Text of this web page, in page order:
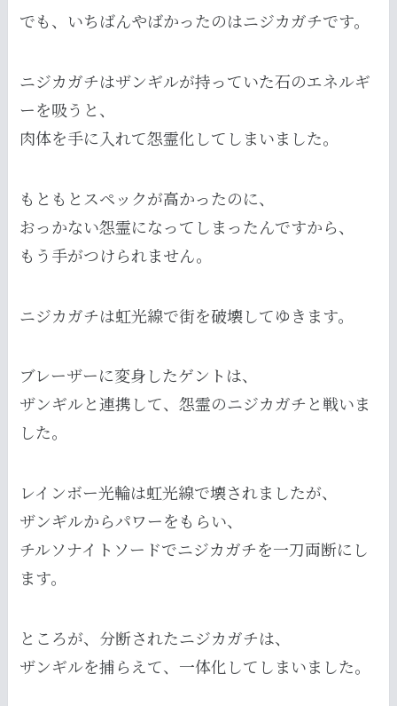
でも、いちばんやばかったのはニジカガチです。
ニジカガチはザンギルが持っていた石のエネルギ
ーを吸うと、
肉体を手に入れて怨霊化してしまいました。
もともとスペックが高かったのに、
おっかない怨霊になってしまったんですから、
もう手がつけられません。
ニジカガチは虹光線で街を破壊してゆきます。
ブレーザーに変身したゲントは、
ザンギルと連携して、怨霊のニジカガチと戦いま
した。
レインボー光輪は虹光線で壊されましたが、
ザンギルからパワーをもらい、
チルソナイトソードでニジカガチを一刀両断にし
ます。
ところが、分断されたニジカガチは、
ザンギルを捕らえて、一体化してしまいました。